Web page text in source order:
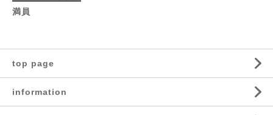
満員
top page
information